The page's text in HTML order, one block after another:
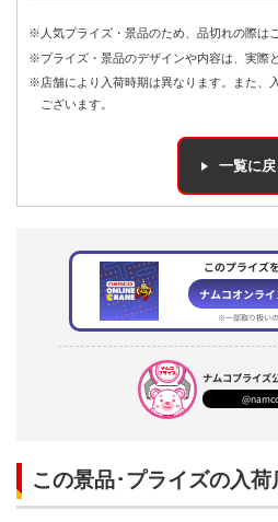
※人気プライズ・景品のため、品切れの際は
※プライズ・景品のデザインや内容は、実際
※店舗により入荷時期は異なります。また、
ございます。
一覧に戻
このプライズ
ナムコオンラ
※一部取り扱い
ナムコプライズ
この景品･プライズの入荷